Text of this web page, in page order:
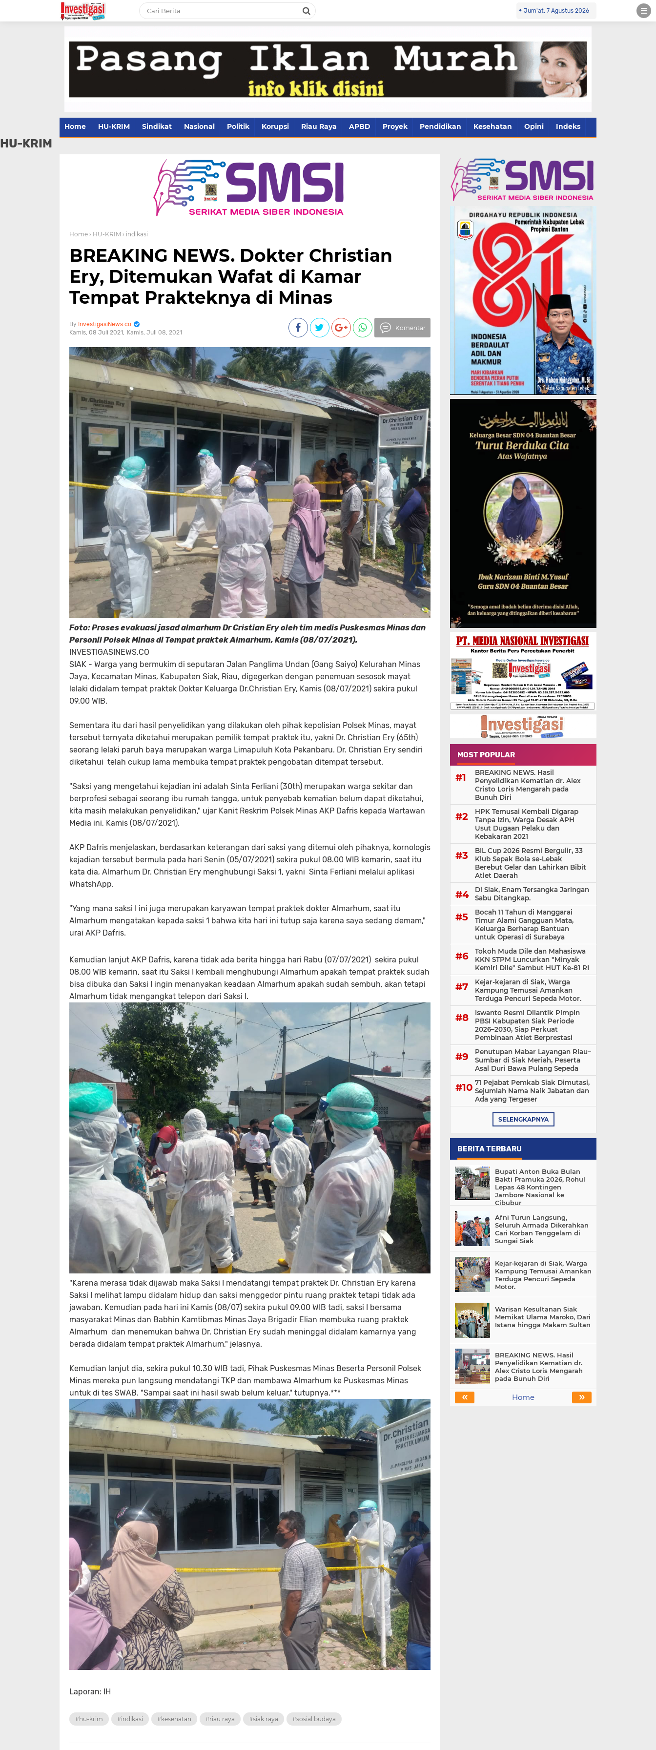
Jum'at, 7 Agustus 2026
Home HU-KRIM Sindikat Nasional Politik Korupsi Riau Raya APBD Proyek Pendidikan Kesehatan Opini Indeks
HU-KRIM
Home › HU-KRIM › indikasi
BREAKING NEWS. Dokter Christian
Ery, Ditemukan Wafat di Kamar
Tempat Prakteknya di Minas
InvestigasiNews.co
Kamis, 08 Juli 2021
Kamis, Juli 08, 2021
Komentar
Foto: Proses evakuasi jasad almarhum Dr Cristian Ery oleh tim medis Puskesmas Minas dan
Personil Polsek Minas di Tempat praktek Almarhum, Kamis (08/07/2021).
INVESTIGASINEWS.CO
SIAK - Warga yang bermukim di seputaran Jalan Panglima Undan (Gang Saiyo) Kelurahan Minas
Jaya, Kecamatan Minas, Kabupaten Siak, Riau, digegerkan dengan penemuan sesosok mayat
lelaki didalam tempat praktek Dokter Keluarga Dr.Christian Ery, Kamis (08/07/2021) sekira pukul
09.00 WIB.
Sementara itu dari hasil penyelidikan yang dilakukan oleh pihak kepolisian Polsek Minas, mayat
tersebut ternyata diketahui merupakan pemilik tempat praktek itu, yakni Dr. Christian Ery (65th)
seorang lelaki paruh baya merupakan warga Limapuluh Kota Pekanbaru. Dr. Christian Ery sendiri
diketahui telah cukup lama membuka tempat praktek pengobatan ditempat tersebut.
"Saksi yang mengetahui kejadian ini adalah Sinta Ferliani (30th) merupakan warga sekitar dan
berprofesi sebagai seorang ibu rumah tangga, untuk penyebab kematian belum dapat diketahui,
kita masih melakukan penyelidikan," ujar Kanit Reskrim Polsek Minas AKP Dafris kepada Wartawan
Media ini, Kamis (08/07/2021).
AKP Dafris menjelaskan, berdasarkan keterangan dari saksi yang ditemui oleh pihaknya, kornologis
kejadian tersebut bermula pada hari Senin (05/07/2021) sekira pukul 08.00 WIB kemarin, saat itu
kata dia, Almarhum Dr. Christian Ery menghubungi Saksi 1, yakni Sinta Ferliani melalui aplikasi
WhatshApp.
"Yang mana saksi I ini juga merupakan karyawan tempat praktek dokter Almarhum, saat itu
Almarhum mengatakan kepada saksi 1 bahwa kita hari ini tutup saja karena saya sedang demam,"
urai AKP Dafris.
Kemudian lanjut AKP Dafris, karena tidak ada berita hingga hari Rabu (07/07/2021) sekira pukul
08.00 WIB kemarin, saat itu Saksi I kembali menghubungi Almarhum apakah tempat praktek sudah
bisa dibuka dan Saksi I ingin menanyakan keadaan Almarhum apakah sudah sembuh, akan tetapi
Almarhum tidak mengangkat telepon dari Saksi I.
"Karena merasa tidak dijawab maka Saksi I mendatangi tempat praktek Dr. Christian Ery karena
Saksi I melihat lampu didalam hidup dan saksi menggedor pintu ruang praktek tetapi tidak ada
jawaban. Kemudian pada hari ini Kamis (08/07) sekira pukul 09.00 WIB tadi, saksi I bersama
masyarakat Minas dan Babhin Kamtibmas Minas Jaya Brigadir Elian membuka ruang praktek
Almarhum dan menemukan bahwa Dr. Christian Ery sudah meninggal didalam kamarnya yang
berada didalam tempat praktek Almarhum," jelasnya.
Kemudian lanjut dia, sekira pukul 10.30 WIB tadi, Pihak Puskesmas Minas Beserta Personil Polsek
Minas mereka pun langsung mendatangi TKP dan membawa Almarhum ke Puskesmas Minas
untuk di tes SWAB. "Sampai saat ini hasil swab belum keluar," tutupnya.***
Laporan: IH
#hu-krim #indikasi #kesehatan #riau raya #siak raya #sosial budaya
MOST POPULAR
BREAKING NEWS. Hasil
Penyelidikan Kematian dr. Alex
Cristo Loris Mengarah pada
Bunuh Diri
HPK Temusai Kembali Digarap
Tanpa Izin, Warga Desak APH
Usut Dugaan Pelaku dan
Kebakaran 2021
BIL Cup 2026 Resmi Bergulir, 33
Klub Sepak Bola se-Lebak
Berebut Gelar dan Lahirkan Bibit
Atlet Daerah
Di Siak, Enam Tersangka Jaringan
Sabu Ditangkap.
Bocah 11 Tahun di Manggarai
Timur Alami Gangguan Mata,
Keluarga Berharap Bantuan
untuk Operasi di Surabaya
Tokoh Muda Dile dan Mahasiswa
KKN STPM Luncurkan "Minyak
Kemiri Dile" Sambut HUT Ke-81 RI
Kejar-kejaran di Siak, Warga
Kampung Temusai Amankan
Terduga Pencuri Sepeda Motor.
Iswanto Resmi Dilantik Pimpin
PBSI Kabupaten Siak Periode
2026–2030, Siap Perkuat
Pembinaan Atlet Berprestasi
Penutupan Mabar Layangan Riau–
Sumbar di Siak Meriah, Peserta
Asal Duri Bawa Pulang Sepeda
71 Pejabat Pemkab Siak Dimutasi,
Sejumlah Nama Naik Jabatan dan
Ada yang Tergeser
SELENGKAPNYA
BERITA TERBARU
Bupati Anton Buka Bulan
Bakti Pramuka 2026, Rohul
Lepas 48 Kontingen
Jambore Nasional ke
Cibubur
Afni Turun Langsung,
Seluruh Armada Dikerahkan
Cari Korban Tenggelam di
Sungai Siak
Kejar-kejaran di Siak, Warga
Kampung Temusai Amankan
Terduga Pencuri Sepeda
Motor.
Warisan Kesultanan Siak
Memikat Ulama Maroko, Dari
Istana hingga Makam Sultan
BREAKING NEWS. Hasil
Penyelidikan Kematian dr.
Alex Cristo Loris Mengarah
pada Bunuh Diri
« »
Home